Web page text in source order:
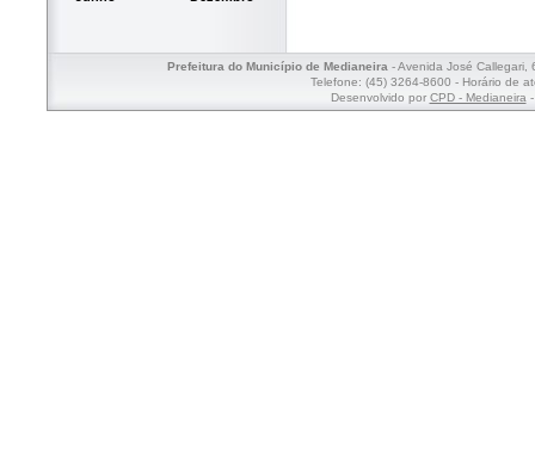
Prefeitura do Município de Medianeira- Avenida José Callegari,
Telefone: (45) 3264-8600 - Horário de
Desenvolvido por CPD - Medianeira-